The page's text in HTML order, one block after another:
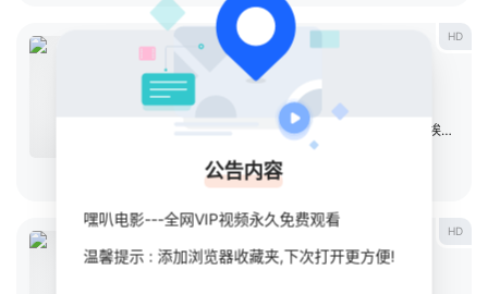
HD
疫病大流行下
电影
美国
导演：Armand
Mastroianni
弗伦奇·斯图尔特 埃里克·罗伯茨
立即播放
HD
疫病大流行上
公告内容
嘿叭电影---全网VIP视频永久免费观看
温馨提示 : 添加浏览器收藏夹,下次打开更方便!